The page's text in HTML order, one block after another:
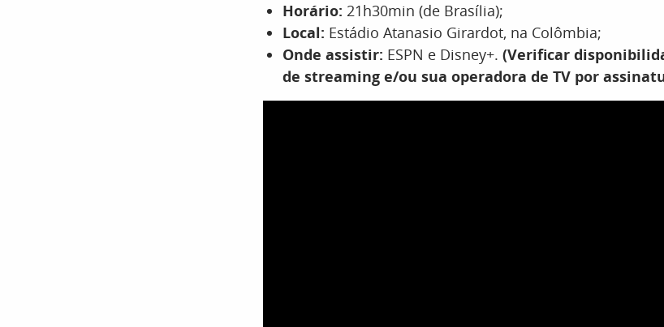
Horário: 21h30min (de Brasília);
Local: Estádio Atanasio Girardot, na Colômbia;
Onde assistir: ESPN e Disney+. (Verificar
de streaming e/ou sua operadora de TV por